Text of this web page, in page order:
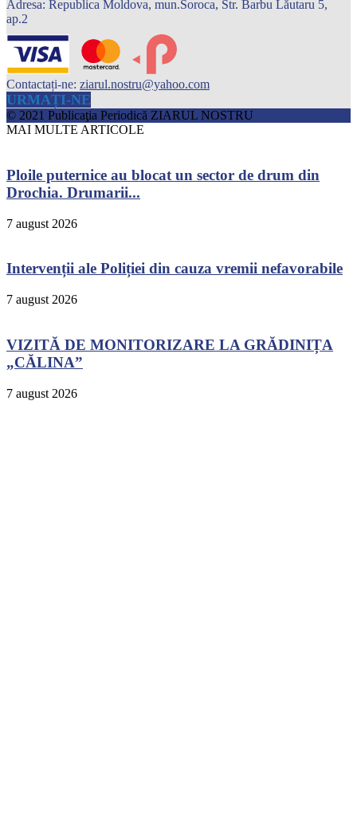
Adresa: Republica Moldova, mun.Soroca, Str. Barbu Lăutaru 5,
ap.2
Contactați-ne: ziarul.nostru@yahoo.com
URMAȚI-NE
© 2021 Publicaţia Periodică ZIARUL NOSTRU
MAI MULTE ARTICOLE
Ploile puternice au blocat un sector de drum din
Drochia. Drumarii...
7 august 2026
Intervenții ale Poliției din cauza vremii nefavorabile
7 august 2026
VIZITĂ DE MONITORIZARE LA GRĂDINIȚA
„CĂLINA”
7 august 2026